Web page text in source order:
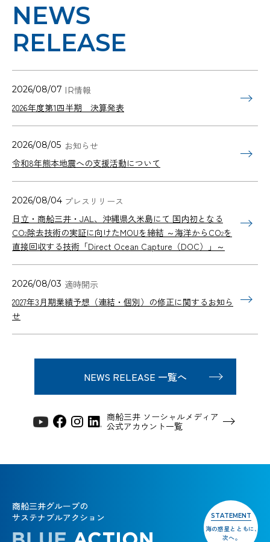
NEWS
RELEASE
2026/08/07
2026年度第1四半期 決算発表
2026/08/05
令和8年熊本地震への支援活動について
2026/08/04
日立・商船三井・JAL、沖縄県久米島にて 国内初となる
CO2除去技術の実証に向けたMOUを締結 ～海洋からCO2を
直接回収する技術「Direct Ocean Capture（DOC）」～
2026/08/03
2027年3月期業績予想（連結・個別）の修正に関するお知ら
せ
NEWS RELEASE 一覧へ
商船三井 ソーシャルメディア
公式アカウント一覧
商船三井グループの
サステナブルアクション
STATEMENT
海の惑星とともに、
次へ。